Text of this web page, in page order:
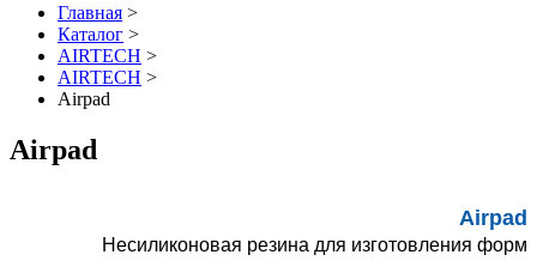
Главная >
Каталог >
AIRTECH >
AIRTECH >
Airpad
Airpad
Airpad
Несиликоновая резина для изготовления форм